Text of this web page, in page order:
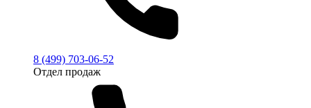
8 (499) 703-06-52
Отдел продаж